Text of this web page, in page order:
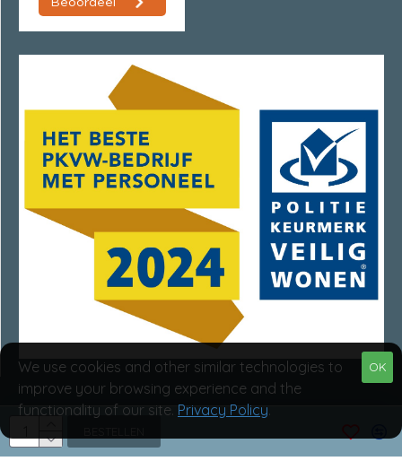
Van Rumpt Specialisten © 2025
OK
We use cookies and other similar technologies to
improve your browsing experience and the
functionality of our site. Privacy Policy.